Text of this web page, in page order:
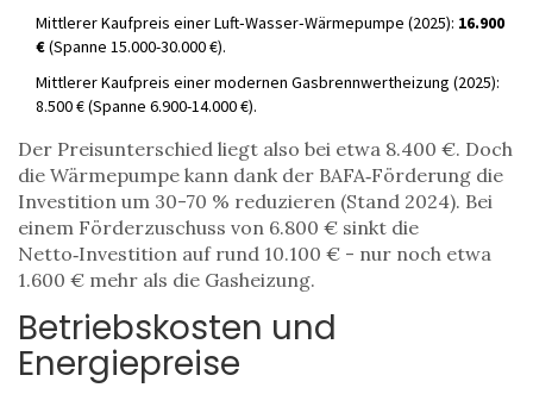
Mittlerer Kaufpreis einer Luft‑Wasser‑Wärmepumpe (2025): 16.900
€(Spanne 15.000-30.000 €).
Mittlerer Kaufpreis einer modernen Gasbrennwertheizung (2025):
8.500 € (Spanne 6.900-14.000 €).
Der Preisunterschied liegt also bei etwa 8.400 €. Doch
die Wärmepumpe kann dank der BAFA‑Förderung die
Investition um 30-70 % reduzieren (Stand 2024). Bei
einem Förderzuschuss von 6.800 € sinkt die
Netto‑Investition auf rund 10.100 € - nur noch etwa
1.600 € mehr als die Gasheizung.
Betriebskosten und
Energiepreise